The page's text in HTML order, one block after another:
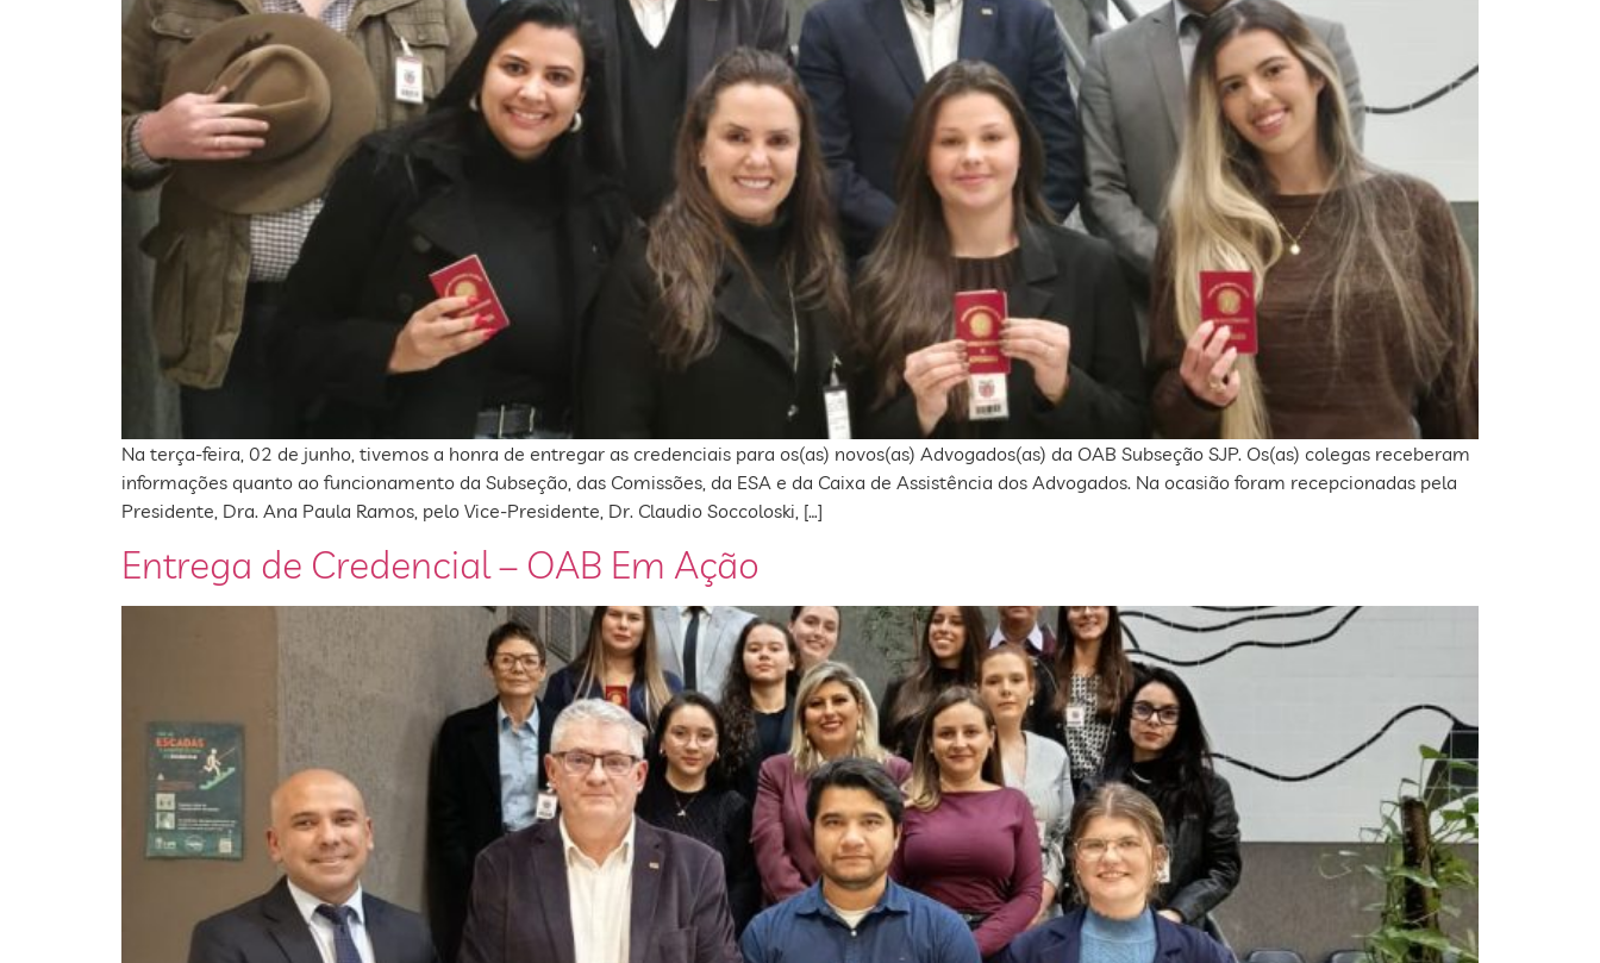
Na terça-feira, 02 de junho, tivemos a honra de entregar as credenciais para os(as) novos(as) Advogados(as) da OAB Subseção SJP. Os(as) colegas receberam
informações quanto ao funcionamento da Subseção, das Comissões, da ESA e da Caixa de Assistência dos Advogados. Na ocasião foram recepcionadas pela
Presidente, Dra. Ana Paula Ramos, pelo Vice-Presidente, Dr. Claudio Soccoloski, […]
Entrega de Credencial – OAB Em Ação